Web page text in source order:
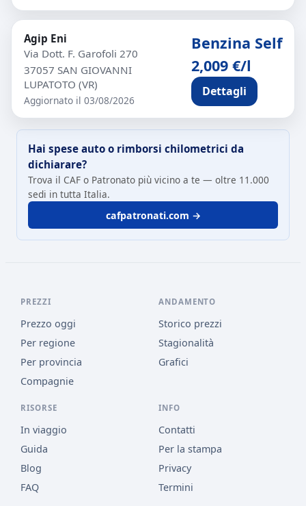
Agip Eni
Via Dott. F. Garofoli 270
37057 SAN GIOVANNI
LUPATOTO (VR)
Aggiornato il 03/08/2026
Benzina Self
2,009 €/l
Dettagli
Hai spese auto o rimborsi chilometrici da
dichiarare?
Trova il CAF o Patronato più vicino a te — oltre 11.000
sedi in tutta Italia.
cafpatronati.com →
PREZZI
Prezzo oggi
Per regione
Per provincia
Compagnie
ANDAMENTO
Storico prezzi
Stagionalità
Grafici
RISORSE
In viaggio
Guida
Blog
FAQ
INFO
Contatti
Per la stampa
Privacy
Termini